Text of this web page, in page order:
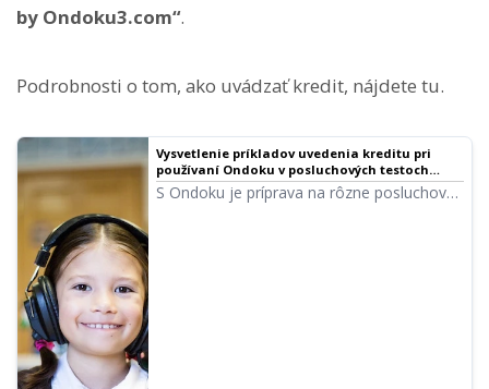
by Ondoku3.com“.
Podrobnosti o tom, ako uvádzať kredit, nájdete tu.
Vysvetlenie príkladov uvedenia kreditu pri
používaní Ondoku v posluchových testoch
vzdelávacích inštitúcií, ako sú štátne školy a
školské právnické osoby, pomocou obrázkov |
S Ondoku je príprava na rôzne posluchové